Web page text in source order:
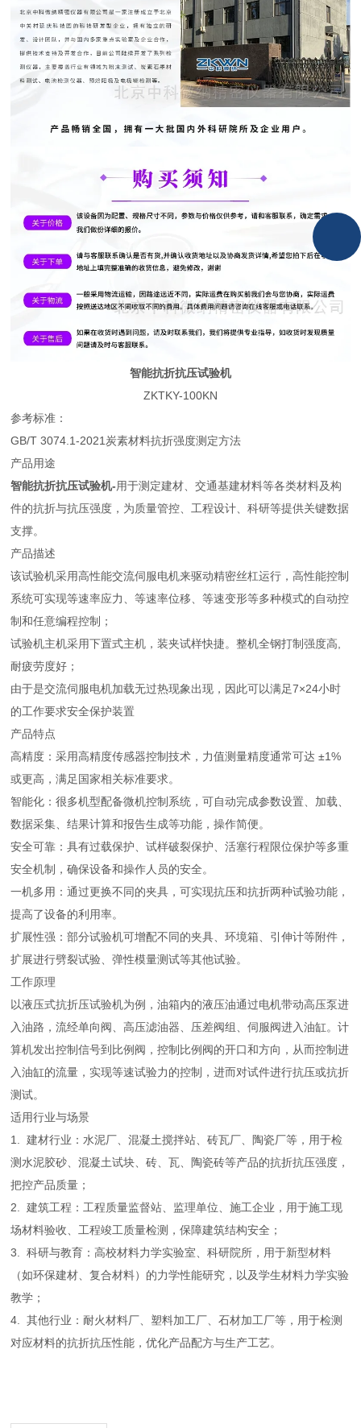
智能抗折抗压试验机
ZKTKY-100KN
参考标准：
GB/T 3074.1-2021炭素材料抗折强度测定方法
产品用途
智能抗折抗压试验机-用于测定建材、交通基建材料等各类材料及构
件的抗折与抗压强度，为质量管控、工程设计、科研等提供关键数据
支撑。
产品描述
该试验机采用高性能交流伺服电机来驱动精密丝杠运行，高性能控制
系统可实现等速率应力、等速率位移、等速变形等多种模式的自动控
制和任意编程控制；
试验机主机采用下置式主机，装夹试样快捷。整机全钢打制强度高,
耐疲劳度好；
由于是交流伺服电机加载无过热现象出现，因此可以满足7×24小时
的工作要求安全保护装置
产品特点
高精度：采用高精度传感器控制技术，力值测量精度通常可达 ±1%
或更高，满足国家相关标准要求。
智能化：很多机型配备微机控制系统，可自动完成参数设置、加载、
数据采集、结果计算和报告生成等功能，操作简便。
安全可靠：具有过载保护、试样破裂保护、活塞行程限位保护等多重
安全机制，确保设备和操作人员的安全。
一机多用：通过更换不同的夹具，可实现抗压和抗折两种试验功能，
提高了设备的利用率。
扩展性强：部分试验机可增配不同的夹具、环境箱、引伸计等附件，
扩展进行劈裂试验、弹性模量测试等其他试验。
工作原理
以液压式抗折压试验机为例，油箱内的液压油通过电机带动高压泵进
入油路，流经单向阀、高压滤油器、压差阀组、伺服阀进入油缸。计
算机发出控制信号到比例阀，控制比例阀的开口和方向，从而控制进
入油缸的流量，实现等速试验力的控制，进而对试件进行抗压或抗折
测试。
适用行业与场景
1. 建材行业：水泥厂、混凝土搅拌站、砖瓦厂、陶瓷厂等，用于检
测水泥胶砂、混凝土试块、砖、瓦、陶瓷砖等产品的抗折抗压强度，
把控产品质量；
2. 建筑工程：工程质量监督站、监理单位、施工企业，用于施工现
场材料验收、工程竣工质量检测，保障建筑结构安全；
3. 科研与教育：高校材料力学实验室、科研院所，用于新型材料
（如环保建材、复合材料）的力学性能研究，以及学生材料力学实验
教学；
4. 其他行业：耐火材料厂、塑料加工厂、石材加工厂等，用于检测
对应材料的抗折抗压性能，优化产品配方与生产工艺。